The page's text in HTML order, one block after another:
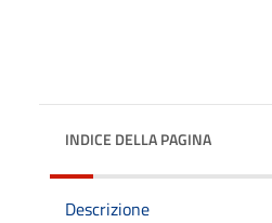
INDICE DELLA PAGINA
Descrizione